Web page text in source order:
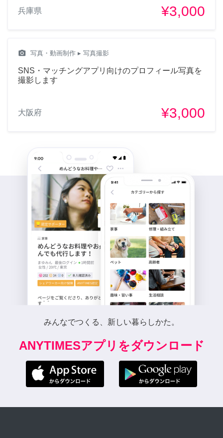
兵庫県 ¥3,000
camera_alt 写真・動画制作 ▸ 写真撮影
SNS・マッチングアプリ向けのプロフィール写真を
撮影します
大阪府 ¥3,000
みんなでつくる、新しい暮らしかた。
ANYTIMESアプリをダウンロード